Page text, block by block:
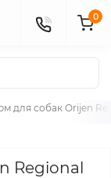
0
для собак Orijen
Regional